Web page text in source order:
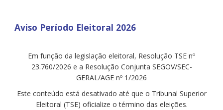
Aviso Período Eleitoral 2026
Em função da legislação eleitoral, Resolução TSE nº
23.760/2026 e a Resolução Conjunta SEGOV/SEC-
GERAL/AGE nº 1/2026
Este conteúdo está desativado até que o Tribunal Superior
Eleitoral (TSE) oficialize o término das eleições.